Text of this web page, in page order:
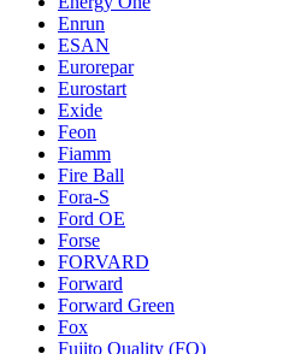
Enrun
ESAN
Eurorepar
Eurostart
Exide
Feon
Fiamm
Fire Ball
Fora-S
Ford OE
Forse
FORVARD
Forward
Forward Green
Fox
Fujito Quality (FQ)